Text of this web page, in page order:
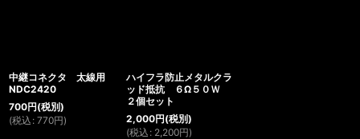
中継コネクタ 太線用
NDC2420
700円(税別)
(税込 : 770円)
ハイフラ防止メタルクラ
ッド抵抗 ６Ω５０Ｗ
２個セット
2,000円(税別)
(税込 : 2,200円)